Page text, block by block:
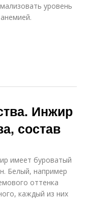
уровень
Инжир
состав
имеет буроватый
Белый, например
оттенка
каждый из них